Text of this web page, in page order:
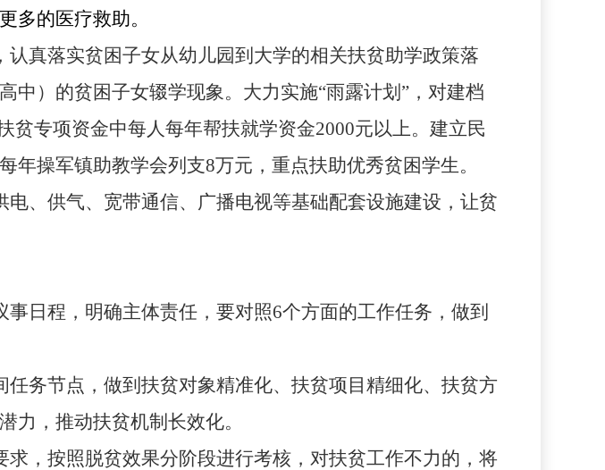
多的医疗救助。
真落实贫困子女从幼儿园到大学的相关扶贫助学政策落
中）的贫困子女辍学现象。大力实施“雨露计划”，对建档
贫专项资金中每人每年帮扶就学资金2000元以上。建立民
年操军镇助教学会列支8万元，重点扶助优秀贫困学生。
电、供气、宽带通信、广播电视等基础配套设施建设，让贫
日程，明确主体责任，要对照6个方面的工作任务，做到
务节点，做到扶贫对象精准化、扶贫项目精细化、扶贫方
力，推动扶贫机制长效化。
，按照脱贫效果分阶段进行考核，对扶贫工作不力的，将